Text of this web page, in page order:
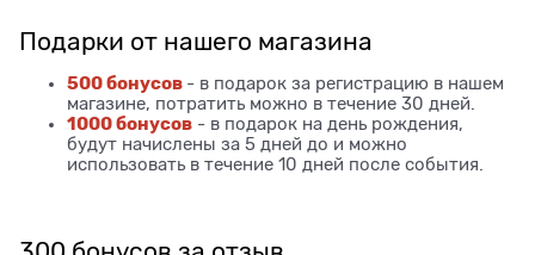
Подарки от нашего магазина
500 бонусов - в подарок за регистрацию в нашем
магазине, потратить можно в течение 30 дней.
1000 бонусов - в подарок на день рождения,
будут начислены за 5 дней до и можно
использовать в течение 10 дней после события.